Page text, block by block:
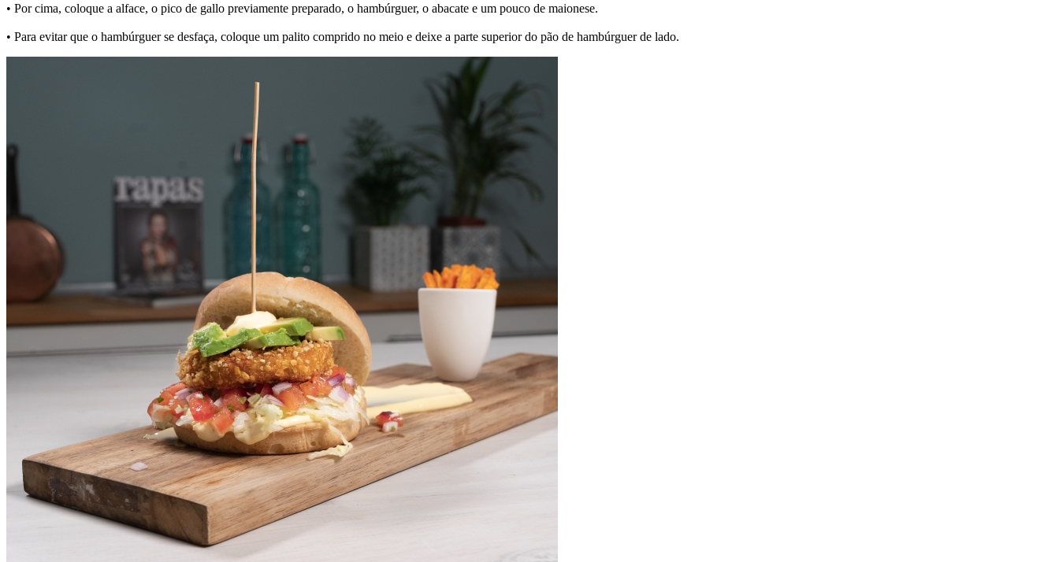
• Por cima, coloque a alface, o pico de gallo previamente preparado, o hambúrguer, o abacate e um pouco de maionese.
• Para evitar que o hambúrguer se desfaça, coloque um palito comprido no meio e deixe a parte superior do pão de hambúrguer de lado.